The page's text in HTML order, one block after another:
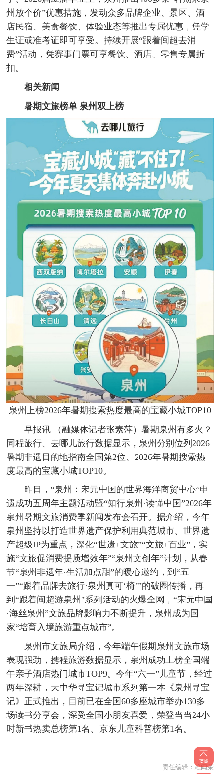
州放个价”优惠措施，发动众多品牌企业、景区、酒
店民宿、美食餐饮、体验业态等推出专属优惠，凭学
生证或准考证即可享受。持续开展“跟着闽超去消
费”活动，凭赛事门票可享餐饮、酒店、零售专属折
扣。
相关新闻
暑期文旅榜单 泉州双上榜
泉州上榜2026年暑期搜索热度最高的宝藏小城TOP10
早报讯 （融媒体记者张素萍）暑期泉州有多火？
同程旅行、去哪儿旅行数据显示，泉州分别位列2026
暑期非遗目的地指南全国第2位、2026年暑期搜索热
度最高的宝藏小城TOP10。
昨日，“泉州：宋元中国的世界海洋商贸中心”申
遗成功五周年主题活动暨“知行泉州·读懂中国”2026年
泉州暑期文旅消费季新闻发布会召开。据介绍，今年
泉州坚持以打造世界遗产保护利用典范城市、世界遗
产超级IP为重点，深化“世遗+文旅”“文旅+百业”，实
施“文旅促消费提质增效年”“泉州文创年”计划，从春
节“泉州非遗年·生活加点甜”的暖心邀约，到“五
一”“跟着品牌去旅行·泉州真可‘椅’”的破圈传播，再
到“跟着闽超游泉州”系列活动的火爆全网，“宋元中国
·海丝泉州”文旅品牌影响力不断提升，泉州成为国
家“培育入境旅游重点城市”。
泉州市文旅局介绍，今年端午假期泉州文旅市场
表现强劲，携程旅游数据显示，泉州成功上榜全国端
午亲子酒店热门城市TOP9。今年“六一”儿童节，经过
两年深耕，大中华寻宝记城市系列第一本《泉州寻宝
记》正式推出，目前已在全国60多座城市举办130多
场读书分享会，深受全国小朋友喜爱，荣登当当24小
时新书热卖总榜第1名、京东儿童科普榜第1名。
责任编辑： 赖闽荣